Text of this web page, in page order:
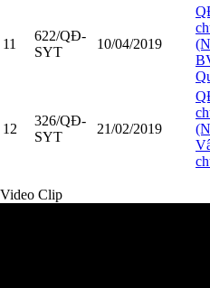
11
622/QĐ-
SYT
10/04/2019
12
326/QĐ-
SYT
21/02/2019
Video Clip